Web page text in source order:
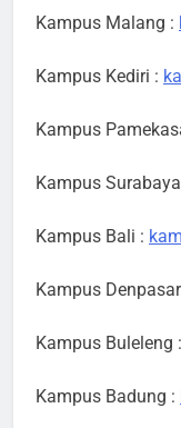
Kampus Malang :
Kampus Kediri :
Kampus
Kampus
Kampus Bali :
Kampus
Kampus Buleleng :
Kampus Badung :